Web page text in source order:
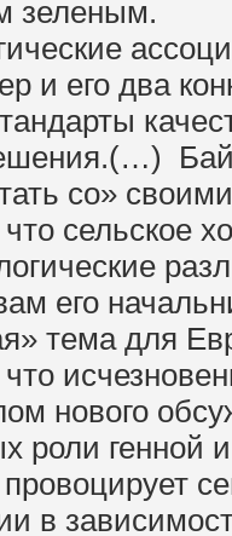
зеленым.
и его два
со»
сельское
его
тема для
нового
роли генной
в